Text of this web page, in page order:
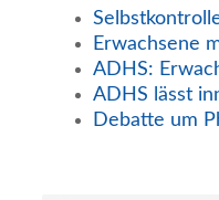
Erwachsene
ADHS:
ADHS lässt
Debatte um